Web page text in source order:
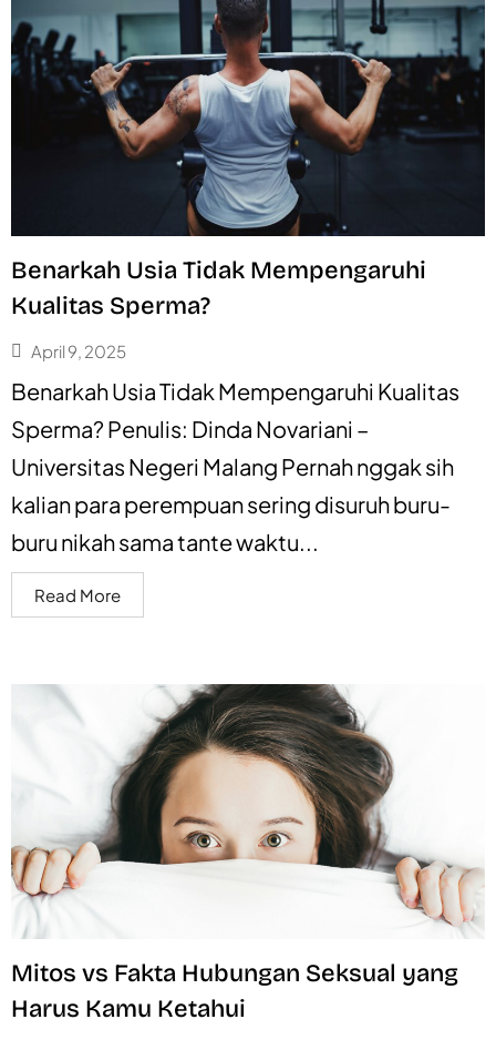
Benarkah Usia Tidak Mempengaruhi
Kualitas Sperma?
April 9, 2025
Benarkah Usia Tidak Mempengaruhi Kualitas
Sperma? Penulis: Dinda Novariani –
Universitas Negeri Malang Pernah nggak sih
kalian para perempuan sering disuruh buru-
buru nikah sama tante waktu...
Read More
Mitos vs Fakta Hubungan Seksual yang
Harus Kamu Ketahui